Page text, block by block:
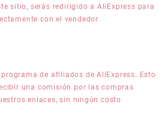
sitio, serás redirigido a AliExpress para
con el vendedor
de afiliados de AliExpress. Esto
una comisión por las compras
enlaces, sin ningún costo